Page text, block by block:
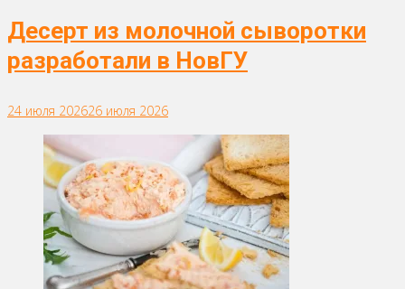
Десерт из молочной сыворотки
разработали в НовГУ
24 июля 202626 июля 2026